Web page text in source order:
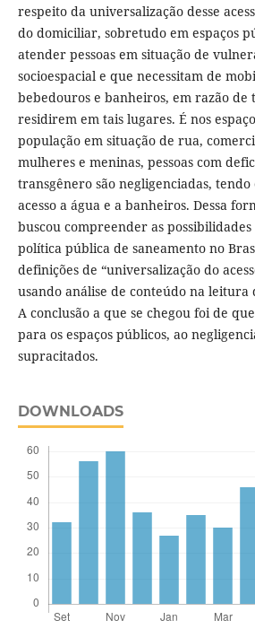
respeito da universalização desse
do domiciliar, sobretudo em espaços
atender pessoas em situação de
socioespacial e que necessitam de
bebedouros e banheiros, em razão
residirem em tais lugares. É nos
população em situação de rua,
mulheres e meninas, pessoas com
transgênero são negligenciadas,
acesso a água e a banheiros. Dessa
buscou compreender as
política pública de saneamento no
definições de “universalização do
usando análise de conteúdo na leitura
A conclusão a que se chegou foi de
para os espaços públicos, ao
supracitados.
DOWNLOADS